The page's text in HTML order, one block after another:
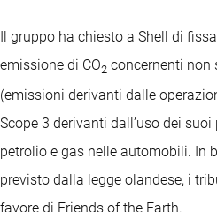
Il gruppo ha chiesto a Shell di
emissione di CO2 concernenti non
(emissioni derivanti dalle
Scope 3 derivanti dall’uso dei
petrolio e gas nelle automobili. In
previsto dalla legge olandese, i
favore di Friends of the Earth.